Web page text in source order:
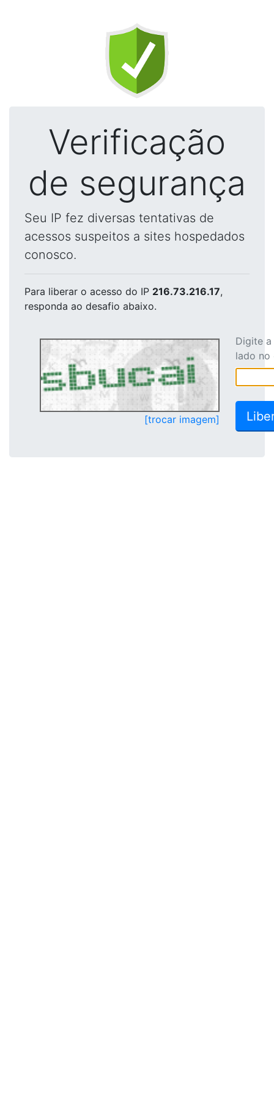
Verificação
de segurança
Seu IP fez diversas tentativas de
acessos suspeitos a sites hospedados
conosco.
Para liberar o acesso do IP 216.73.216.17,
responda ao desafio abaixo.
[trocar imagem]
Digite
lado no